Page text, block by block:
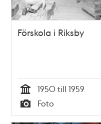
Förskola i Riksby
Tid
1950 till 1959
Typ
Foto